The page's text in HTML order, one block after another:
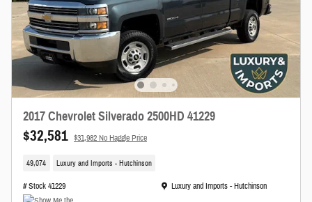
2017 Chevrolet Silverado 2500HD 41229
$32,581 $31,982 No Haggle Price
49,074 Luxury and Imports - Hutchinson
# Stock 41229 Ubicación: Luxury and Imports - Hutchinson
Luxury and Imports - Hutchinson